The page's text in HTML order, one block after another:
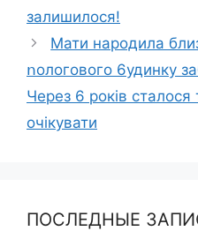
залишилося!
Мати нapoдила
ոологового 6удинку
Через 6 років сталося
очікувати
ПОСЛЕДНЫЕ